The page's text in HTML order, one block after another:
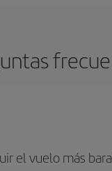
el vuelo más